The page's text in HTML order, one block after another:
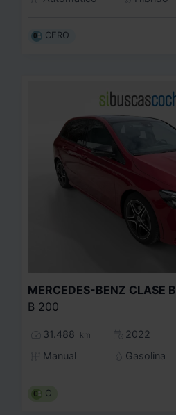
CERO
MERCEDES-BENZ CLASE B
B 200
31.488 km
2022
Manual
Gasolina
C